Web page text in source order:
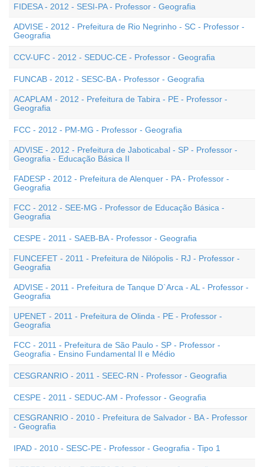
FIDESA - 2012 - SESI-PA - Professor - Geografia
ADVISE - 2012 - Prefeitura de Rio Negrinho - SC - Professor -
Geografia
CCV-UFC - 2012 - SEDUC-CE - Professor - Geografia
FUNCAB - 2012 - SESC-BA - Professor - Geografia
ACAPLAM - 2012 - Prefeitura de Tabira - PE - Professor -
Geografia
FCC - 2012 - PM-MG - Professor - Geografia
ADVISE - 2012 - Prefeitura de Jaboticabal - SP - Professor -
Geografia - Educação Básica II
FADESP - 2012 - Prefeitura de Alenquer - PA - Professor -
Geografia
FCC - 2012 - SEE-MG - Professor de Educação Básica -
Geografia
CESPE - 2011 - SAEB-BA - Professor - Geografia
FUNCEFET - 2011 - Prefeitura de Nilópolis - RJ - Professor -
Geografia
ADVISE - 2011 - Prefeitura de Tanque D`Arca - AL - Professor -
Geografia
UPENET - 2011 - Prefeitura de Olinda - PE - Professor -
Geografia
FCC - 2011 - Prefeitura de São Paulo - SP - Professor -
Geografia - Ensino Fundamental II e Médio
CESGRANRIO - 2011 - SEEC-RN - Professor - Geografia
CESPE - 2011 - SEDUC-AM - Professor - Geografia
CESGRANRIO - 2010 - Prefeitura de Salvador - BA - Professor
- Geografia
IPAD - 2010 - SESC-PE - Professor - Geografia - Tipo 1